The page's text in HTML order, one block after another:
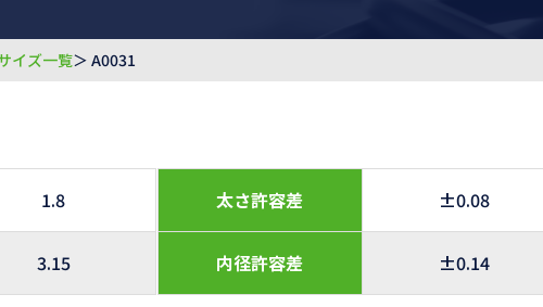
イズ一覧＞ A0031
1.8
3.15
太さ許容差 ±0.08
内径許容差 ±0.14